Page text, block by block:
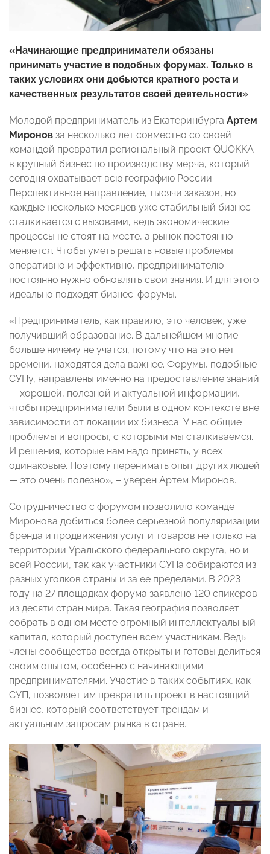
«Начинающие предприниматели обязаны
принимать участие в подобных форумах. Только в
таких условиях они добьются кратного роста и
качественных результатов своей деятельности»
Молодой предприниматель из Екатеринбурга Артем
Миронов за несколько лет совместно со своей
командой превратил региональный проект QUOKKA
в крупный бизнес по производству мерча, который
сегодня охватывает всю географию России.
Перспективное направление, тысячи заказов, но
каждые несколько месяцев уже стабильный бизнес
сталкивается с вызовами, ведь экономические
процессы не стоят на месте, а рынок постоянно
меняется. Чтобы уметь решать новые проблемы
оперативно и эффективно, предпринимателю
постоянно нужно обновлять свои знания. И для этого
идеально подходят бизнес-форумы.
«Предприниматель, как правило, это человек, уже
получивший образование. В дальнейшем многие
больше ничему не учатся, потому что на это нет
времени, находятся дела важнее. Форумы, подобные
СУПу, направлены именно на предоставление знаний
— хорошей, полезной и актуальной информации,
чтобы предприниматели были в одном контексте вне
зависимости от локации их бизнеса. У нас общие
проблемы и вопросы, с которыми мы сталкиваемся.
И решения, которые нам надо принять, у всех
одинаковые. Поэтому перенимать опыт других людей
— это очень полезно», – уверен Артем Миронов.
Сотрудничество с форумом позволило команде
Миронова добиться более серьезной популяризации
бренда и продвижения услуг и товаров не только на
территории Уральского федерального округа, но и
всей России, так как участники СУПа собираются из
разных уголков страны и за ее пределами. В 2023
году на 27 площадках форума заявлено 120 спикеров
из десяти стран мира. Такая география позволяет
собрать в одном месте огромный интеллектуальный
капитал, который доступен всем участникам. Ведь
члены сообщества всегда открыты и готовы делиться
своим опытом, особенно с начинающими
предпринимателями. Участие в таких событиях, как
СУП, позволяет им превратить проект в настоящий
бизнес, который соответствует трендам и
актуальным запросам рынка в стране.